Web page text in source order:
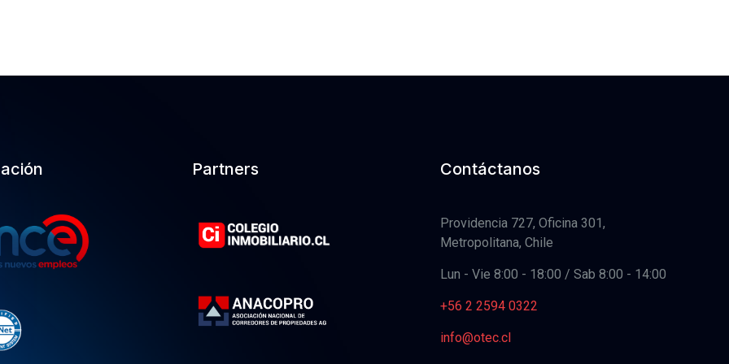
Partners Contáctanos
Providencia 727, Oficina 301,
Metropolitana, Chile
Lun - Vie 8:00 - 18:00 / Sab 8:00 - 14:00
+56 2 2594 0322
info@otec.cl